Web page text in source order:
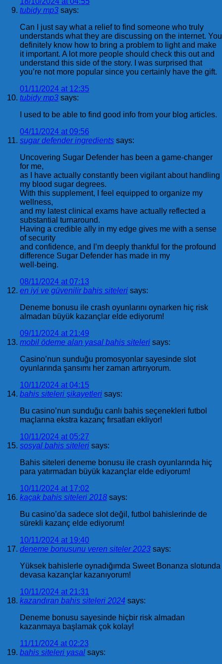
tubidy mp3 says:
Can I just say what a relief to find someone who truly
understands what they are discussing on the internet. You
definitely know how to bring a problem to light and make
it important. A lot more people should check this out and
understand this side of the story. I was surprised that
you’re not more popular since you certainly have the gift.
01/11/2024 at 12:35
tubidy mp3 says:
I used to be able to find good info from your blog articles.
04/11/2024 at 09:56
sugar defender ingredients says:
Uncovering Sugar Defender has been a game-changer
for me,
as I have actually constantly been vigilant about handling
my blood sugar degrees.
With this supplement, I feel equipped to organize my
wellness,
and my latest clinical exams have actually reflected a
substantial turnaround.
Having a credible ally in my edge gives me with a sense
of security
and confidence, and I’m deeply thankful for the profound
difference Sugar Defender has made in my
well-being.
08/11/2024 at 07:13
en iyi ve güvenilir bahis siteleri says:
Deneme bonusu ile crash oyunlarını oynarken hiç risk
almadan büyük kazançlar elde ediyorum!
09/11/2024 at 21:49
mobil ödeme alan yasal bahis siteleri says:
Casino’nun sunduğu promosyonlar sayesinde slot
oyunlarında şansımı her zaman artırıyorum.
10/11/2024 at 04:15
bahis siteleri şikayetleri says:
Bu casino’nun sunduğu canlı bahis seçenekleri futbol
maçlarına ekstra kazanç fırsatları ekliyor!
10/11/2024 at 05:27
sosyal bahis siteleri says:
Bahis siteleri deneme bonusu ile crash oyunlarında hiç
para yatırmadan büyük kazançlar elde ediyorum!
10/11/2024 at 17:02
kaçak bahis siteleri 2018 says:
Bu casino’da sadece slot değil, futbol bahislerinde de
sürekli kazanç elde ediyorum!
10/11/2024 at 19:40
deneme bonusunu veren siteler 2023 says:
Yüksek bahislerle oynadığımda Sweet Bonanza slotunda
devasa kazançlar kazanıyorum!
10/11/2024 at 21:31
kazandıran bahis siteleri 2024 says:
Deneme bonusu sayesinde hiçbir risk almadan
kazanmaya başlamak çok kolay!
11/11/2024 at 02:23
bahis siteleri yasal says: